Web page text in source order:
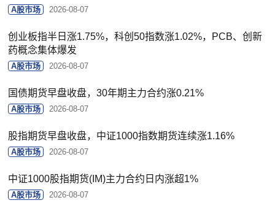
A股市场 2026-08-07
创业板指半日涨1.75%，科创50指数涨1.02%，PCB、创新
药概念集体爆发
A股市场 2026-08-07
国债期货早盘收盘，30年期主力合约涨0.21%
A股市场 2026-08-07
股指期货早盘收盘，中证1000指数期货连续涨1.16%
A股市场 2026-08-07
中证1000股指期货(IM)主力合约日内涨超1%
A股市场 2026-08-07